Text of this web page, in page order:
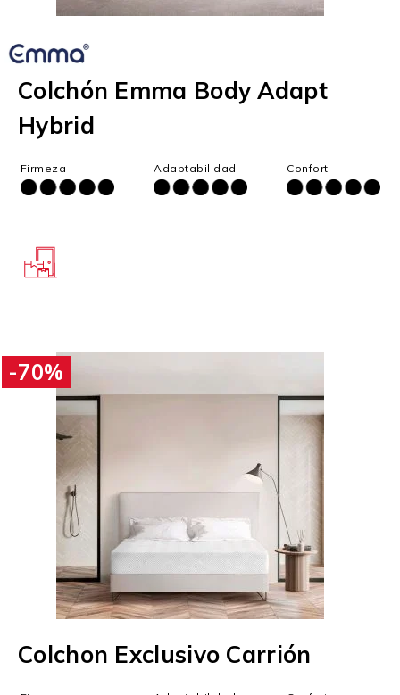
Colchón Emma Body Adapt
Hybrid
Firmeza Adaptabilidad Confort
-70%
Colchon Exclusivo Carrión